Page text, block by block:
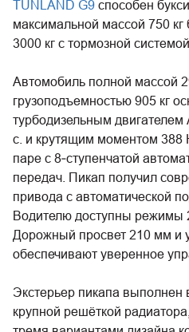
TUNLAND G9 способен
максимальной массой 750
3000 кг с тормозной системой.
Автомобиль полной массой
грузоподъемностью 905 кг
турбодизельным
с. и крутящим моментом 388
паре с 8‑ступенчатой
передач. Пикап получил
привода с автоматической
Водителю доступны режимы
Дорожный просвет 210 мм и
обеспечивают уверенное
Экстерьер пикапа выполнен
крупной решёткой